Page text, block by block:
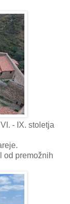
- IX. stoletja
od premožnih